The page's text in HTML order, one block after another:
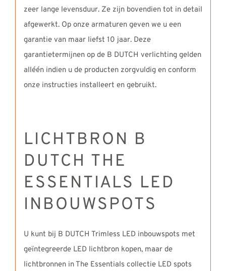
zeer lange levensduur. Ze zijn bovendien tot in detail
afgewerkt. Op onze armaturen geven we u een
garantie van maar liefst 10 jaar. Deze
garantietermijnen op de B DUTCH verlichting gelden
alléén indien u de producten zorgvuldig en conform
onze instructies installeert en gebruikt.
LICHTBRON B
DUTCH THE
ESSENTIALS LED
INBOUWSPOTS
U kunt bij B DUTCH Trimless LED inbouwspots met
geïntegreerde LED lichtbron kopen, maar de
lichtbronnen in The Essentials collectie LED spots